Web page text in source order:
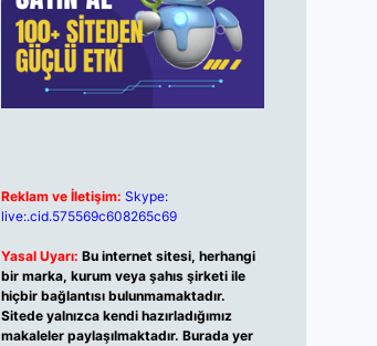
Reklam ve İletişim: Skype:
live:.cid.575569c608265c69
Yasal Uyarı: Bu internet sitesi, herhangi
bir marka, kurum veya şahıs şirketi ile
hiçbir bağlantısı bulunmamaktadır.
Sitede yalnızca kendi hazırladığımız
makaleler paylaşılmaktadır. Burada yer